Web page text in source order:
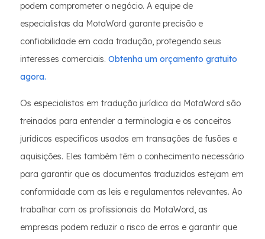
podem comprometer o negócio. A equipe de
especialistas da MotaWord garante precisão e
confiabilidade em cada tradução, protegendo seus
interesses comerciais. Obtenha um orçamento gratuito
agora.
Os especialistas em tradução jurídica da MotaWord são
treinados para entender a terminologia e os conceitos
jurídicos específicos usados em transações de fusões e
aquisições. Eles também têm o conhecimento necessário
para garantir que os documentos traduzidos estejam em
conformidade com as leis e regulamentos relevantes. Ao
trabalhar com os profissionais da MotaWord, as
empresas podem reduzir o risco de erros e garantir que